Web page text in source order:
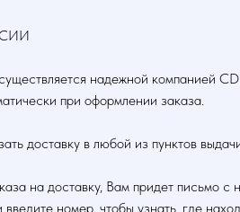
надежной компанией
при оформлении заказа.
доставку в любой из пунктов
на доставку, Вам придет письмо
номер, чтобы узнать, где